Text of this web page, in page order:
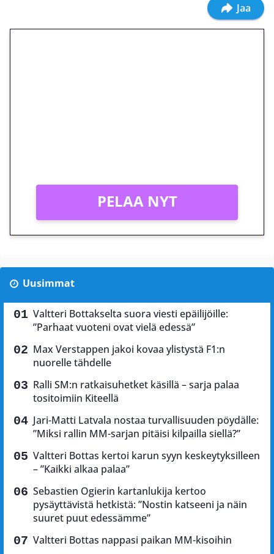
Jaa
PELAA NYT
Uusimmat
Valtteri Bottakselta suora viesti epäilijöille:
”Parhaat vuoteni ovat vielä edessä”
Max Verstappen jakoi kovaa ylistystä F1:n
nuorelle tähdelle
Ralli SM:n ratkaisuhetket käsillä – sarja palaa
tositoimiin Kiteellä
Jari-Matti Latvala nostaa turvallisuuden pöydälle:
”Miksi rallin MM-sarjan pitäisi kilpailla siellä?”
Valtteri Bottas kertoi karun syyn keskeytyksilleen
– ”Kaikki alkaa palaa”
Sebastien Ogierin kartanlukija kertoo
pysäyttävistä hetkistä: ”Nostin katseeni ja näin
suuret puut edessämme”
Valtteri Bottas nappasi paikan MM-kisoihin